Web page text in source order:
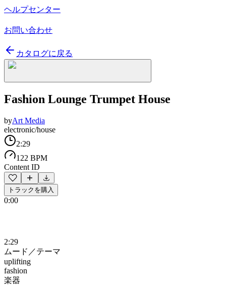
ヘルプセンター
お問い合わせ
カタログに戻る
Fashion Lounge Trumpet House
byArt Media
electronic/house
2:29
122 BPM
Content ID
トラックを購入
0:00
2:29
ムード／テーマ
uplifting
fashion
楽器